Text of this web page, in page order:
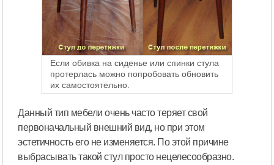
Если обивка на сиденье или спинки стула
протерлась можно попробовать обновить
их самостоятельно.
Данный тип мебели очень часто теряет свой
первоначальный внешний вид, но при этом
эстетичность его не изменяется. По этой причине
выбрасывать такой стул просто нецелесообразно.